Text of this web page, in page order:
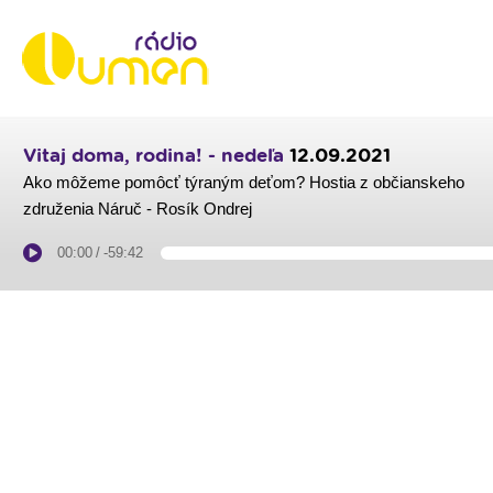
Vitaj doma, rodina! - nedeľa 12.09.2021
Ako môžeme pomôcť týraným deťom? Hostia z občianskeho
združenia Náruč - Rosík Ondrej
00:00 / -59:42